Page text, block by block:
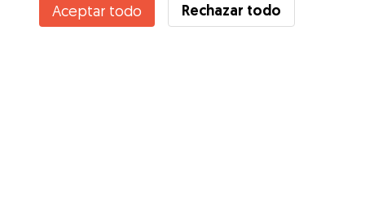
¿Conoces los Beneficios de Gudog? Ver más
Aceptar todo Rechazar todo